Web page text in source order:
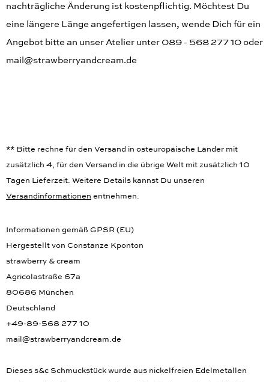
nachträgliche Änderung ist kostenpflichtig. Möchtest Du
eine längere Länge angefertigen lassen, wende Dich für ein
Angebot bitte an unser Atelier unter 089 - 568 277 10 oder
mail@strawberryandcream.de
** Bitte rechne für den Versand in osteuropäische Länder mit
zusätzlich 4, für den Versand in die übrige Welt mit zusätzlich 10
Tagen Lieferzeit. Weitere Details kannst Du unseren
Versandinformationen entnehmen.
Informationen gemäß GPSR (EU)
Hergestellt von Constanze Kponton
strawberry & cream
Agricolastraße 67a
80686 München
Deutschland
+49-89-568 277 10
mail@strawberryandcream.de
Dieses s&c Schmuckstück wurde aus nickelfreien Edelmetallen